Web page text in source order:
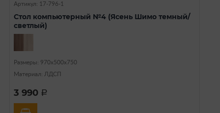
Артикул: 17-796-1
Стол компьютерный №4 (Ясень Шимо темный/
светлый)
Размеры: 970х500х750
Материал: ЛДСП
3 990 a